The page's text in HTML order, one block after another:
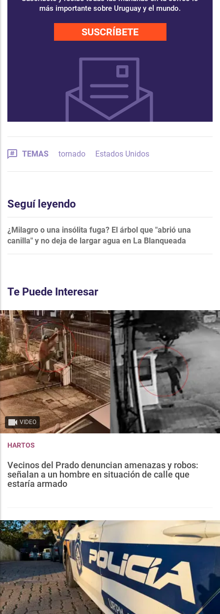
más importante sobre Uruguay y el mundo.
SUSCRÍBETE
TEMAS tornado Estados Unidos
Seguí leyendo
¿Milagro o una insólita fuga? El árbol que "abrió una
canilla" y no deja de largar agua en La Blanqueada
Te Puede Interesar
VIDEO
HARTOS
Vecinos del Prado denuncian amenazas y robos:
señalan a un hombre en situación de calle que
estaría armado